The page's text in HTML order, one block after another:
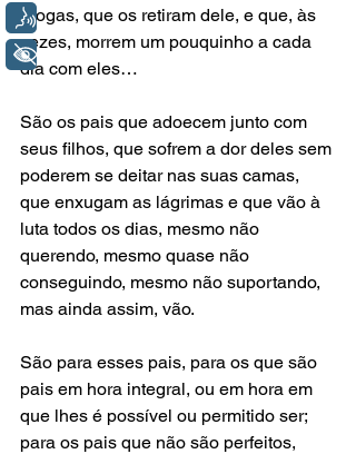
drogas, que os retiram dele, e que, às
vezes, morrem um pouquinho a cada
dia com eles…
São os pais que adoecem junto com
seus filhos, que sofrem a dor deles sem
poderem se deitar nas suas camas,
que enxugam as lágrimas e que vão à
luta todos os dias, mesmo não
querendo, mesmo quase não
conseguindo, mesmo não suportando,
mas ainda assim, vão.
São para esses pais, para os que são
pais em hora integral, ou em hora em
que lhes é possível ou permitido ser;
para os pais que não são perfeitos,
Voz
+ Acessibilidade